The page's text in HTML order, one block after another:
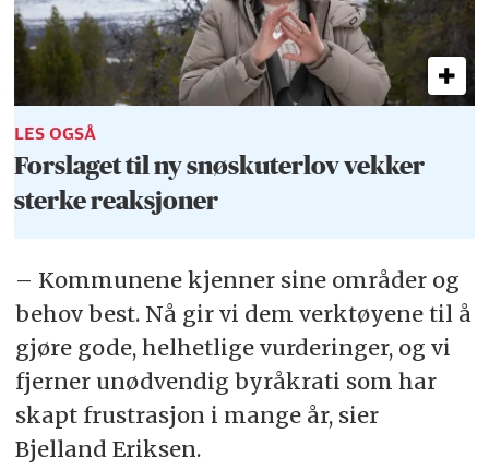
LES OGSÅ
Forslaget til ny snøskuterlov vekker
sterke reaksjoner
– Kommunene kjenner sine områder og
behov best. Nå gir vi dem verktøyene til å
gjøre gode, helhetlige vurderinger, og vi
fjerner unødvendig byråkrati som har
skapt frustrasjon i mange år, sier
Bjelland Eriksen.